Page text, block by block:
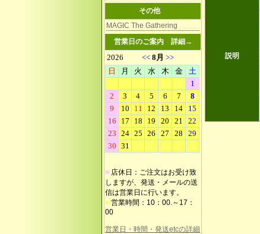
その他
MAGIC The Gathering
営業日のご案内 詳細→
■ 店休日：ご注文はお受け致
しますが、発送・メールの送
信は営業日に行います。
■ 営業時間：10：00.～17：
00
営業日・時間・発送etcの詳細
説明